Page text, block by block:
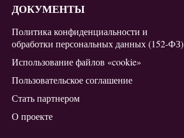
ДОКУМЕНТЫ
Политика конфиденциальности и
обработки персональных данных (152-ФЗ)
Использование файлов «cookie»
Пользовательское соглашение
Стать партнером
О проекте